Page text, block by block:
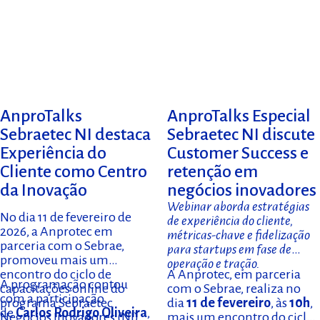
AnproTalks
Sebraetec NI destaca
Experiência do
Cliente como Centro
da Inovação
No dia 11 de fevereiro de
2026, a Anprotec em
parceria com o Sebrae,
promoveu mais um
encontro do ciclo de
capacitações online do
programa Sebraetec
Negócios Inovadores (NI).
A programação contou
com a participação
deCarlos Rodrigo Oliveira,
AnproTalks Especial
Sebraetec NI discute
Customer Success e
retenção em
negócios inovadores
Webinar aborda estratégias
de experiência do cliente,
métricas-chave e fidelização
para startups em fase de
operação e tração.
A Anprotec, em parceria
com o Sebrae, realiza no
dia 11 de fevereiro, às10h,
mais um encontro do ciclo